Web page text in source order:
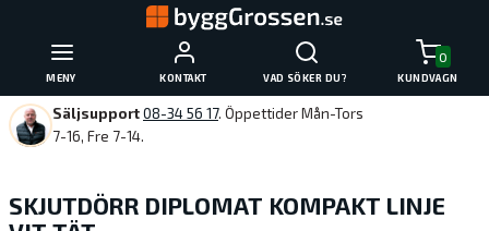
MENY KONTAKT VAD SÖKER DU?
0
KUNDVAGN
Säljsupport08-34 56 17. Öppettider Mån-Tors
7-16, Fre 7-14.
SKJUTDÖRR DIPLOMAT KOMPAKT LINJE